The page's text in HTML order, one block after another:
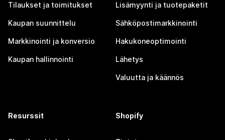
Tilaukset ja toimitukset
Kaupan suunnittelu
Markkinointi ja konversio
Kaupan hallinnointi
Lisämyynti ja tuotepaketit
Sähköpostimarkkinointi
Hakukoneoptimointi
Lähetys
Valuutta ja käännös
Resurssit Shopify